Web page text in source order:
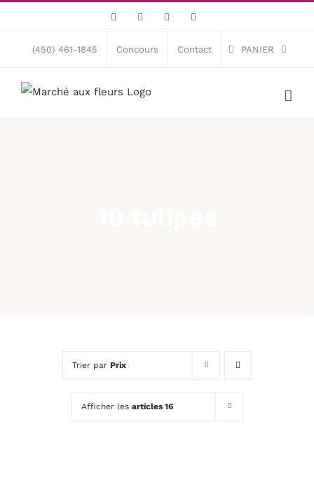
content
Facebook Instagram
(450) 461-1845 Concours Contact PANIER
Trier par Prix
Afficher les articles 16